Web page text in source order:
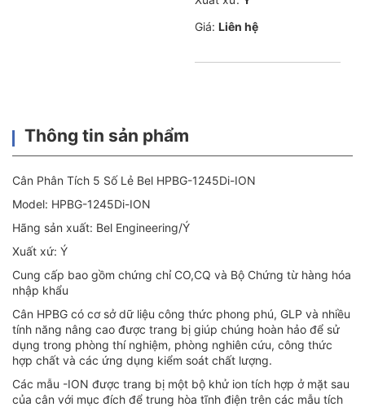
Giá: Liên hệ
Thông tin sản phẩm
Cân Phân Tích 5 Số Lẻ Bel HPBG-1245Di-ION
Model: HPBG-1245Di-ION
Hãng sản xuất: Bel Engineering/Ý
Xuất xứ: Ý
Cung cấp bao gồm chứng chỉ CO,CQ và Bộ Chứng từ hàng hóa
nhập khẩu
Cân HPBG có cơ sở dữ liệu công thức phong phú, GLP và nhiều
tính năng nâng cao được trang bị giúp chúng hoàn hảo để sử
dụng trong phòng thí nghiệm, phòng nghiên cứu, công thức
hợp chất và các ứng dụng kiểm soát chất lượng.
Các mẫu -ION được trang bị một bộ khử ion tích hợp ở mặt sau
của cân với mục đích để trung hòa tĩnh điện trên các mẫu tích